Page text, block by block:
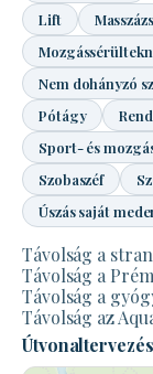
Lift
Masszázs
Nem dohányzó
Pótágy
Sport- és
Szobaszéf
Úszás saját
Távolság a
Távolság a
Távolság a
Távolság az